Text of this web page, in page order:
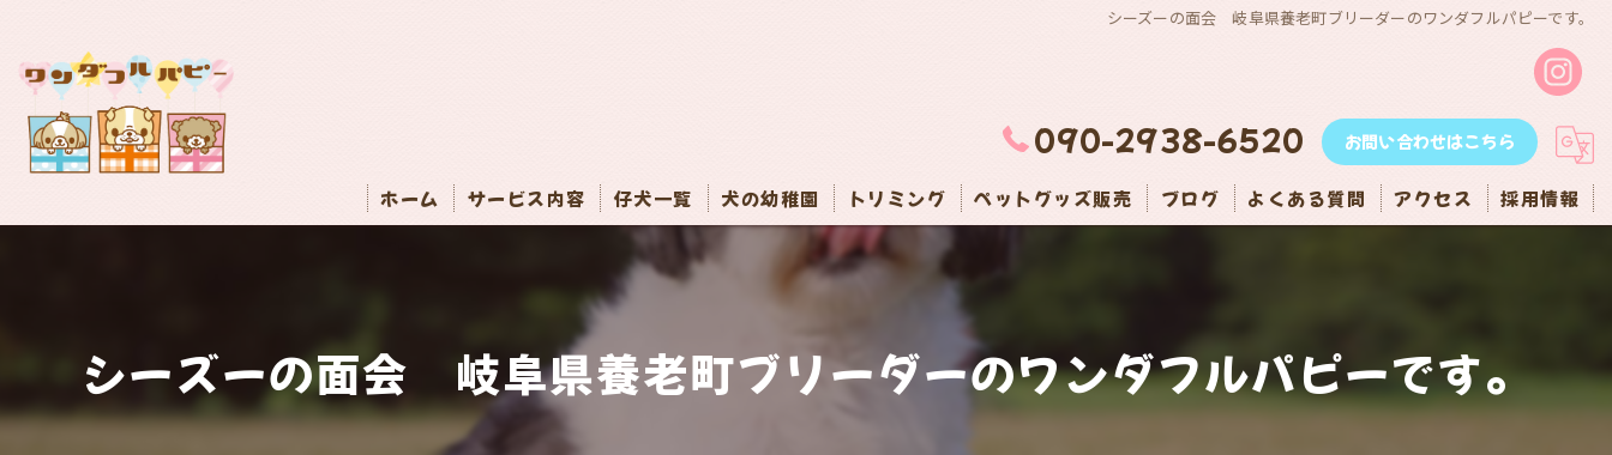
シーズーの面会 岐阜県養老町ブリーダーのワンダフルパピーです。
090-2938-6520 お問い合わせはこちら
ホーム サービス内容 仔犬一覧 犬の幼稚園 トリミング ペットグッズ販売 ブログ よくある質問 アクセス 採用情報
シーズーの面会 岐阜県養老町ブリーダーのワンダフルパピーです。